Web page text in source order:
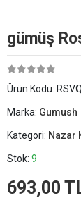
​gümüş
Ürün Kodu:
Marka: Gumush
Kategori: Nazar
Stok: 9
693,00